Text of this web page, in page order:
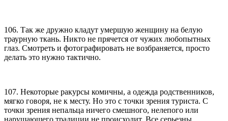
106. Так же дружно кладут умершую женщину на белую
траурную ткань. Никто не прячется от чужих любопытных
глаз. Смотреть и фотографировать не возбраняется, просто
делать это нужно тактично.
107. Некоторые ракурсы комичны, а одежда родственников,
мягко говоря, не к месту. Но это с точки зрения туриста. С
точки зрения непальца ничего смешного, нелепого или
нарушающего традиции не происходит. Все серьезны,